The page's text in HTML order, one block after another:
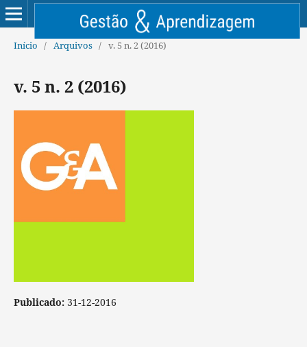
Início / Arquivos / v. 5 n. 2 (2016)
v. 5 n. 2 (2016)
Publicado: 31-12-2016